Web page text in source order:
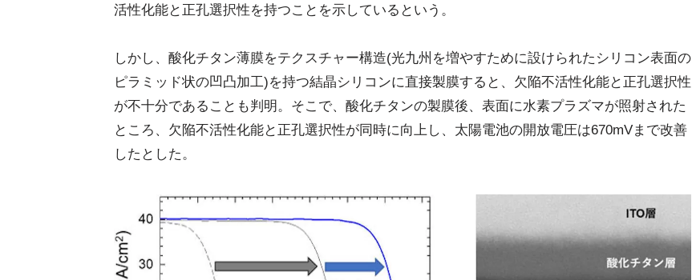
活性化能と正孔選択性を持つことを示しているという。
しかし、酸化チタン薄膜をテクスチャー構造(光九州を増やすために設けられたシリコン表面の
ピラミッド状の凹凸加工)を持つ結晶シリコンに直接製膜すると、欠陥不活性化能と正孔選択性
が不十分であることも判明。そこで、酸化チタンの製膜後、表面に水素プラズマが照射された
ところ、欠陥不活性化能と正孔選択性が同時に向上し、太陽電池の開放電圧は670mVまで改善
したとした。